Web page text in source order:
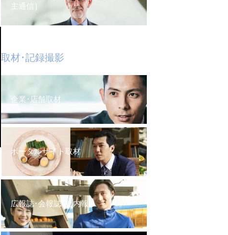
主通信］
取材･記録撮影
企業･店舗取材
ポータルサイト取材
広報誌･会報誌･社内報